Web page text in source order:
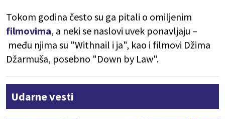
Tokom godina često su ga pitali o omiljenim
filmovima, a neki se naslovi uvek ponavljaju –
među njima su "Withnail i ja", kao i filmovi Džima
Džarmuša, posebno "Down by Law".
Udarne vesti